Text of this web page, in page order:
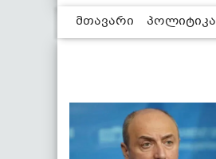
მთავარი პოლიტიკა